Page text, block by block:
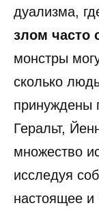
дуализма,
злом часто
монстры
сколько
принуждены
Геральт,
множество
исследуя
настоящее и